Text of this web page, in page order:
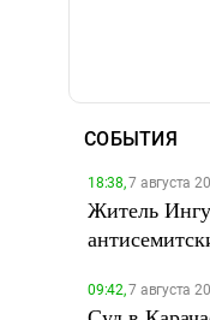
СОБЫТИЯ
18:38,7 августа
Житель
09:42,7 августа